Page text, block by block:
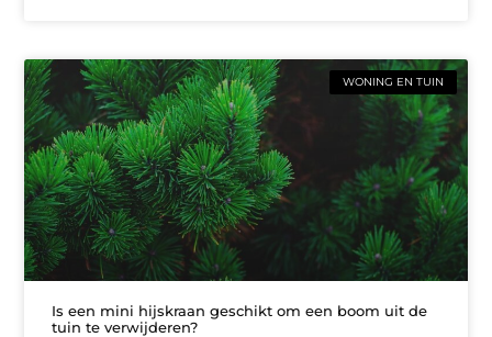
WONING EN TUIN
Is een mini hijskraan geschikt om een boom uit de
tuin te verwijderen?